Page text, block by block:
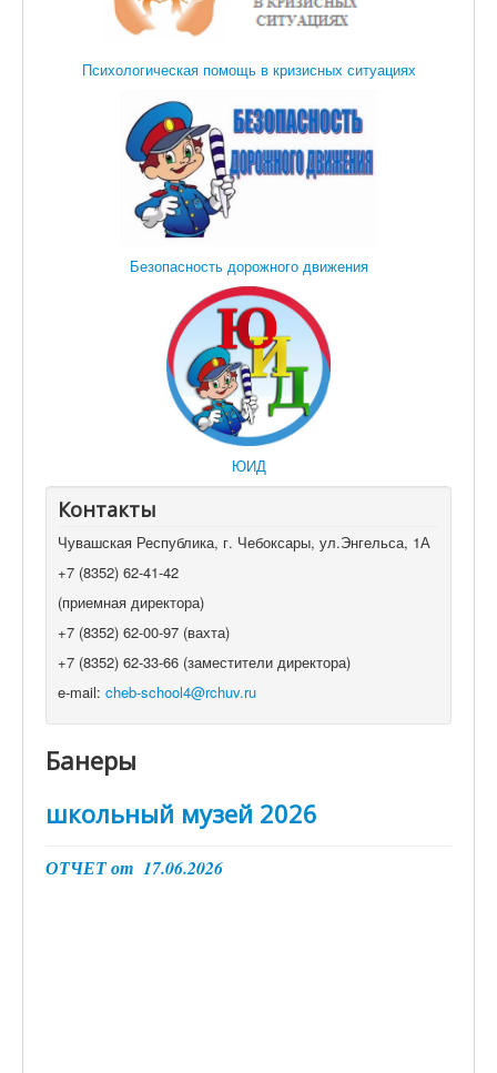
Психологическая помощь в кризисных ситуациях
Безопасность дорожного движения
ЮИД
Контакты
Чувашская Республика, г. Чебоксары, ул.Энгельса, 1А
+7 (8352) 62-41-42
(приемная директора)
+7 (8352) 62-00-97 (вахта)
+7 (8352) 62-33-66 (заместители директора)
e-mail: cheb-school4@rchuv.ru
Банеры
школьный музей 2026
ОТЧЕТ от 17.06.2026